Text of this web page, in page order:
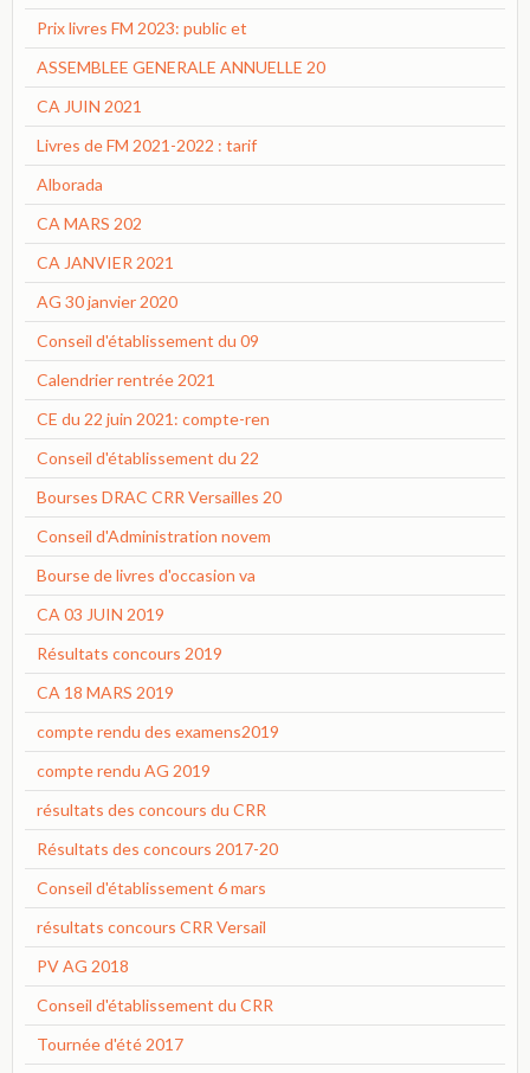
Prix livres FM 2023: public et
ASSEMBLEE GENERALE ANNUELLE 20
CA JUIN 2021
Livres de FM 2021-2022 : tarif
Alborada
CA MARS 202
CA JANVIER 2021
AG 30 janvier 2020
Conseil d'établissement du 09
Calendrier rentrée 2021
CE du 22 juin 2021: compte-ren
Conseil d'établissement du 22
Bourses DRAC CRR Versailles 20
Conseil d'Administration novem
Bourse de livres d'occasion va
CA 03 JUIN 2019
Résultats concours 2019
CA 18 MARS 2019
compte rendu des examens2019
compte rendu AG 2019
résultats des concours du CRR
Résultats des concours 2017-20
Conseil d'établissement 6 mars
résultats concours CRR Versail
PV AG 2018
Conseil d'établissement du CRR
Tournée d'été 2017